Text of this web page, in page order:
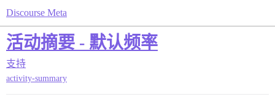
Discourse Meta
活动摘要 - 默认频率
支持
activity-summary